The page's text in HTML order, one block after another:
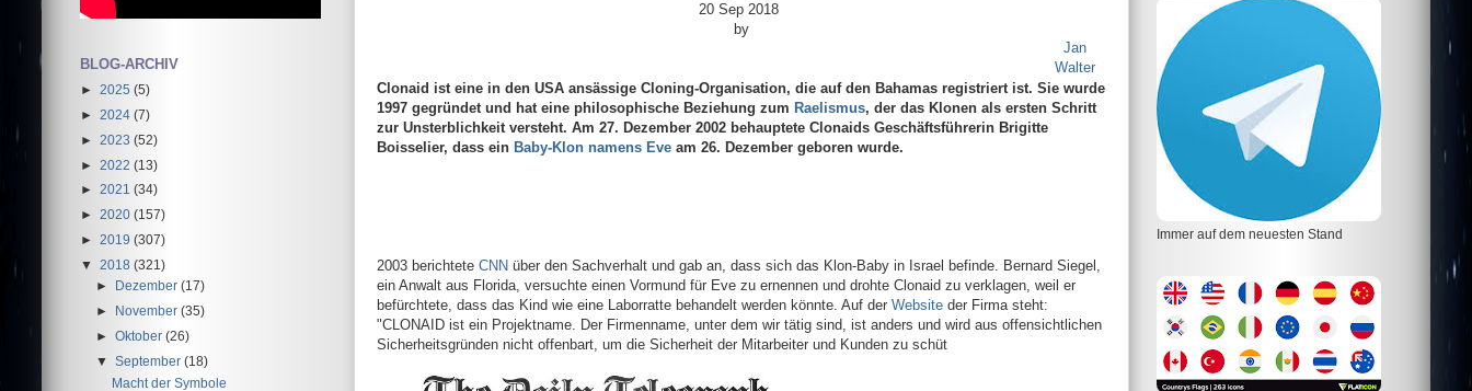
20 Sep 2018
by
Jan
Walter
Clonaid ist eine in den USA ansässige Cloning-Organisation, die auf den Bahamas registriert ist. Sie wurde
1997 gegründet und hat eine philosophische Beziehung zum Raelismus, der das Klonen als ersten Schritt
zur Unsterblichkeit versteht. Am 27. Dezember 2002 behauptete Clonaids Geschäftsführerin Brigitte
Boisselier, dass ein Baby-Klon namens Eve am 26. Dezember geboren wurde.
2003 berichtete CNN über den Sachverhalt und gab an, dass sich das Klon-Baby in Israel befinde. Bernard Siegel,
ein Anwalt aus Florida, versuchte einen Vormund für Eve zu ernennen und drohte Clonaid zu verklagen, weil er
befürchtete, dass das Kind wie eine Laborratte behandelt werden könnte. Auf der Website der Firma steht:
"CLONAID ist ein Projektname. Der Firmenname, unter dem wir tätig sind, ist anders und wird aus offensichtlichen
Sicherheitsgründen nicht offenbart, um die Sicherheit der Mitarbeiter und Kunden zu schüt
BLOG-ARCHIV
► 2025 (5)
► 2024 (7)
► 2023 (52)
► 2022 (13)
► 2021 (34)
► 2020 (157)
► 2019 (307)
▼ 2018 (321)
►
Dezember(17)
►
November(35)
►Oktober(26)
▼September(18)
Macht der Symbole
Immer auf dem neuesten Stand